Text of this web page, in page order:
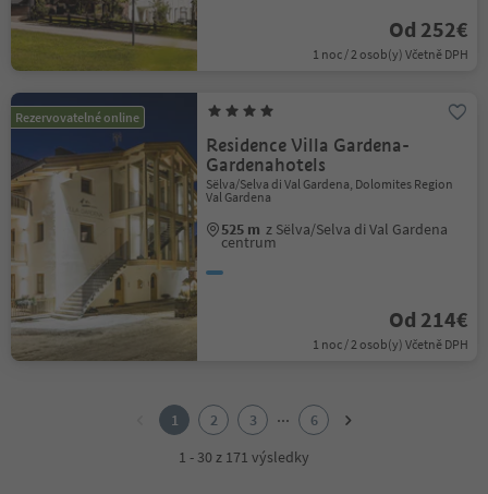
Od 252€
1 noc / 2 osob(y) Včetně DPH
Rezervovatelné online
Residence Villa Gardena-
Gardenahotels
Sëlva/Selva di Val Gardena, Dolomites Region
Val Gardena
525 m z Sëlva/Selva di Val Gardena
centrum
Od 214€
1 noc / 2 osob(y) Včetně DPH
1 2 3 ...
6
1 - 30 z 171 výsledky